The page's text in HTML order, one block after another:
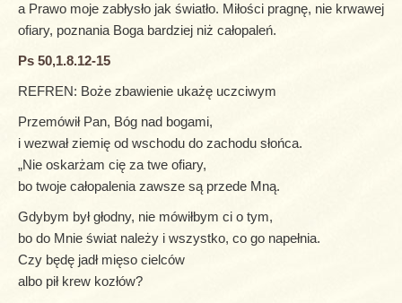
a Prawo moje zabłysło jak światło. Miłości pragnę, nie krwawej
ofiary, poznania Boga bardziej niż całopaleń.
Ps 50,1.8.12-15
REFREN: Boże zbawienie ukażę uczciwym
Przemówił Pan, Bóg nad bogami,
i wezwał ziemię od wschodu do zachodu słońca.
„Nie oskarżam cię za twe ofiary,
bo twoje całopalenia zawsze są przede Mną.
Gdybym był głodny, nie mówiłbym ci o tym,
bo do Mnie świat należy i wszystko, co go napełnia.
Czy będę jadł mięso cielców
albo pił krew kozłów?